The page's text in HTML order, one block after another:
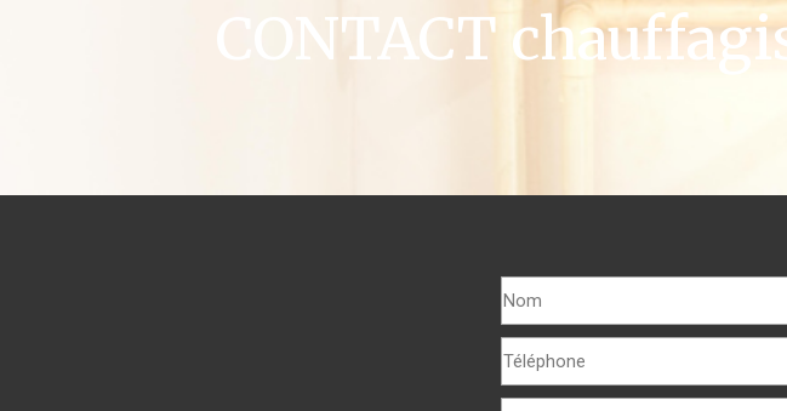
CONTACT